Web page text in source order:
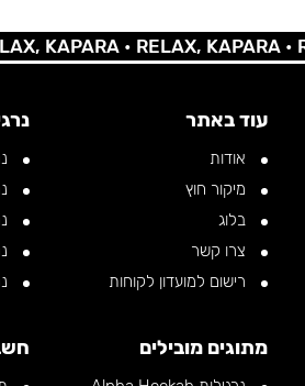
KAPARA •RELAX, KAPARA •
עוד באתר
אודות
מיקור חוץ
בלוג
צרו קשר
רישום למועדון לקוחות
מתוגים מובילים